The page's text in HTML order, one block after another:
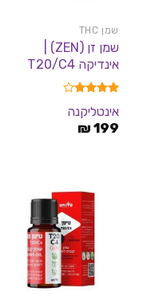
שמן THC
שמן זן (ZEN) |
אינדיקה T20/C4
4.00
מתוך 5
אינטליקנה
199
₪